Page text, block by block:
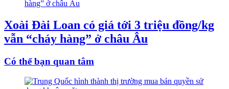
Xoài Đài Loan có giá tới 3 triệu đồng/kg
vẫn “cháy hàng” ở châu Âu
Có thể bạn quan tâm